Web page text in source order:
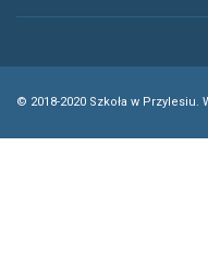
© 2018-2020 Szkoła w Przylesiu.